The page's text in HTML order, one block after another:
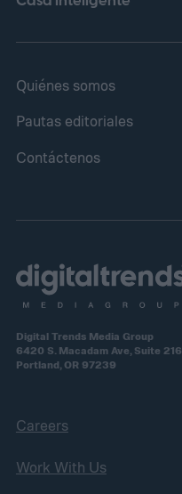
Quiénes somos
Pautas editoriales
Contáctenos
Digital Trends Media Group
6420 S. Macadam Ave, Suite 216
Portland, OR 97239
Careers
Work With Us